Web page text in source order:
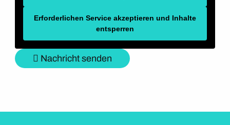
Erforderlichen Service akzeptieren und Inhalte
entsperren
Nachricht senden